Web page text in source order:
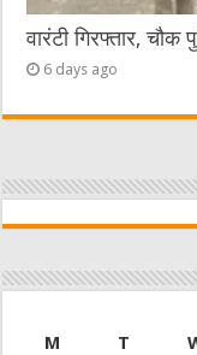
वारंटी गिरफ्तार,
6 days ago
M
T